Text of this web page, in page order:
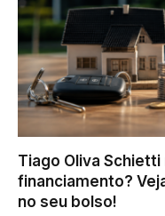
Tiago Oliva
financiamento?
no seu bolso!